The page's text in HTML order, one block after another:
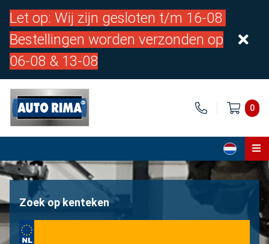
Let op: Wij zijn gesloten t/m 16-08
Bestellingen worden verzonden op
06-08 & 13-08
0
Home
Over ons
Zoek op kenteken